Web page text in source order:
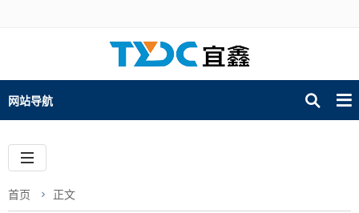
网站导航
首页 正文